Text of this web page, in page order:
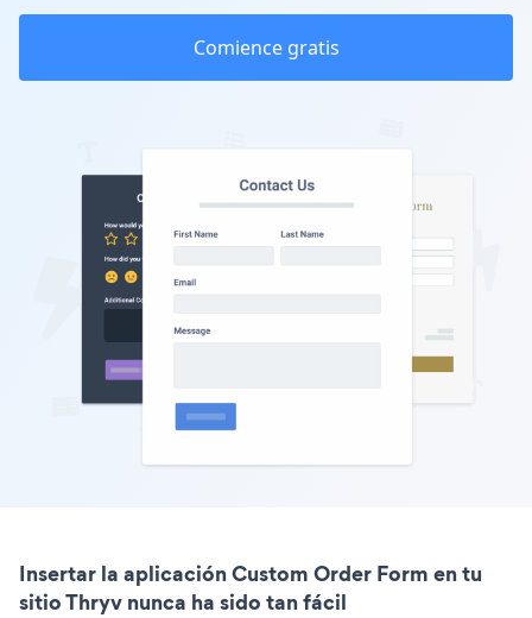
Comience gratis
Insertar la aplicación Custom Order Form en tu
sitio Thryv nunca ha sido tan fácil